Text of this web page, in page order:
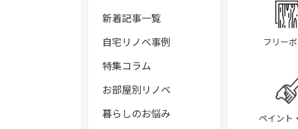
フリー
ペイント
新着記事一覧
自宅リノベ事例
特集コラム
お部屋別リノベ
暮らしのお悩み